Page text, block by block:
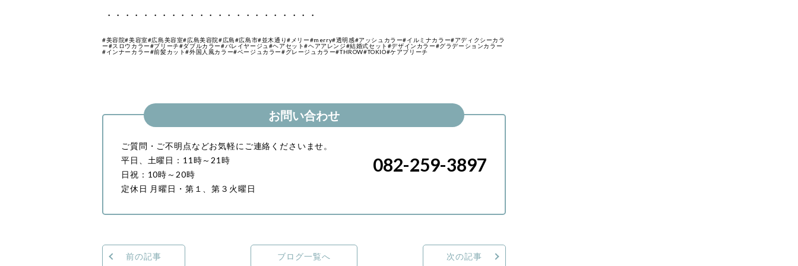
・・・・・・・・・・・・・・・・・・・・・・・
#美容院#美容室#広島美容室#広島美容院#広島#広島市#並木通り#メリー#merry#透明感#アッシュカラー#イルミナカラー#アディクシーカラ
ー#スロウカラー#ブリーチ#ダブルカラー#バレイヤージュ#ヘアセット#ヘアアレンジ#結婚式セット#デザインカラー#グラデーションカラー
#インナーカラー#前髪カット#外国人風カラー#ベージュカラー#グレージュカラー#THROW#TOKIO#ケアブリーチ
お問い合わせ
ご質問・ご不明点などお気軽にご連絡くださいませ。
平日、土曜日：11時～21時
日祝：10時～20時
定休日 月曜日・第１、第３火曜日
082-259-3897
前の記事 ブログ一覧へ 次の記事